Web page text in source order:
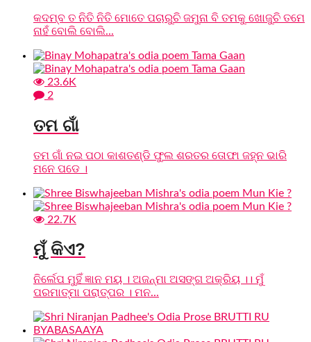
କଦମ୍ବ ତ ନିତି ନିତି ମୋତେ ପଚାରୁଚି ଜମୁନା ବି ତମକୁ ଖୋଜୁଚି ତମେ
ନାହଁ ବୋଲି ବୋଲି...
23.6K
2
ତମ ଗାଁ
ତମ ଗାଁ ନଇ ପଠା କାଶତଣ୍ଡି ଫୁଲ ଶରତର ତୋଫା ଜହ୍ନ ଭାରି
ମନେ ପଡେ ।
22.7K
ମୁଁ କିଏ?
ନିର୍ଲେପ ମୁହିଁ ଜ୍ଞାନ ମୟ । ଅଜନ୍ମା ଅସଙ୍ଗ ଅକ୍ରିୟ ।। ମୁଁ
ପରମାତ୍ମା ପରାତ୍ପର । ମନ...